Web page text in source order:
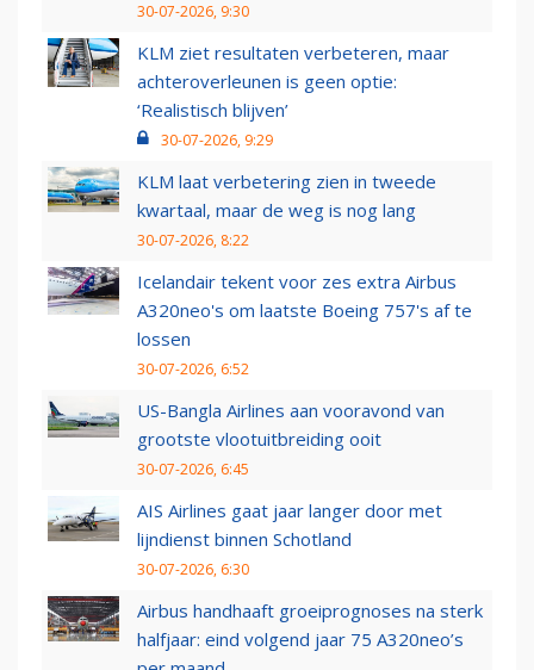
30-07-2026, 9:30
KLM ziet resultaten verbeteren, maar
achteroverleunen is geen optie:
‘Realistisch blijven’
30-07-2026, 9:29
KLM laat verbetering zien in tweede
kwartaal, maar de weg is nog lang
30-07-2026, 8:22
Icelandair tekent voor zes extra Airbus
A320neo's om laatste Boeing 757's af te
lossen
30-07-2026, 6:52
US-Bangla Airlines aan vooravond van
grootste vlootuitbreiding ooit
30-07-2026, 6:45
AIS Airlines gaat jaar langer door met
lijndienst binnen Schotland
30-07-2026, 6:30
Airbus handhaaft groeiprognoses na sterk
halfjaar: eind volgend jaar 75 A320neo’s